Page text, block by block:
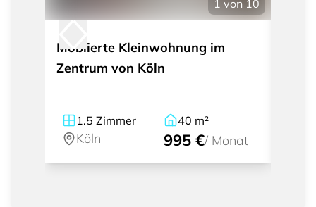
1 von 10
Möblierte Kleinwohnung im
Zentrum von Köln
1.5 Zimmer
Köln
40 m²
995 €/ Monat